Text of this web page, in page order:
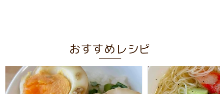
おすすめレシピ